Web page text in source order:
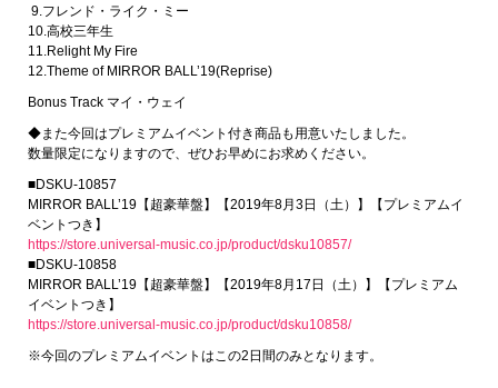
9.フレンド・ライク・ミー
10.高校三年生
11.Relight My Fire
12.Theme of MIRROR BALL’19(Reprise)
Bonus Track マイ・ウェイ
◆また今回はプレミアムイベント付き商品も用意いたしました。
数量限定になりますので、ぜひお早めにお求めください。
■DSKU-10857
MIRROR BALL’19【超豪華盤】【2019年8月3日（土）】【プレミアムイ
ベントつき】
https://store.universal-music.co.jp/product/dsku10857/
■DSKU-10858
MIRROR BALL’19【超豪華盤】【2019年8月17日（土）】【プレミアム
イベントつき】
https://store.universal-music.co.jp/product/dsku10858/
※今回のプレミアムイベントはこの2日間のみとなります。